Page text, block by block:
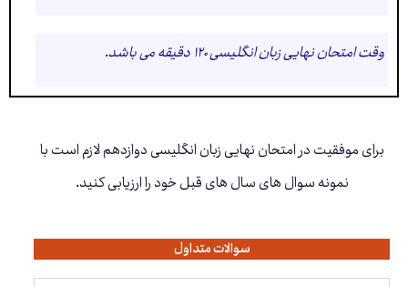
وقت امتحان نهایی زبان انگلیسی ۱۲۰ دقیقه می باشد.
برای موفقیت در امتحان نهایی زبان انگلیسی دوازدهم لازم است با
نمونه سوال های سال های قبل خود را ارزیابی کنید.
سوالات متداول